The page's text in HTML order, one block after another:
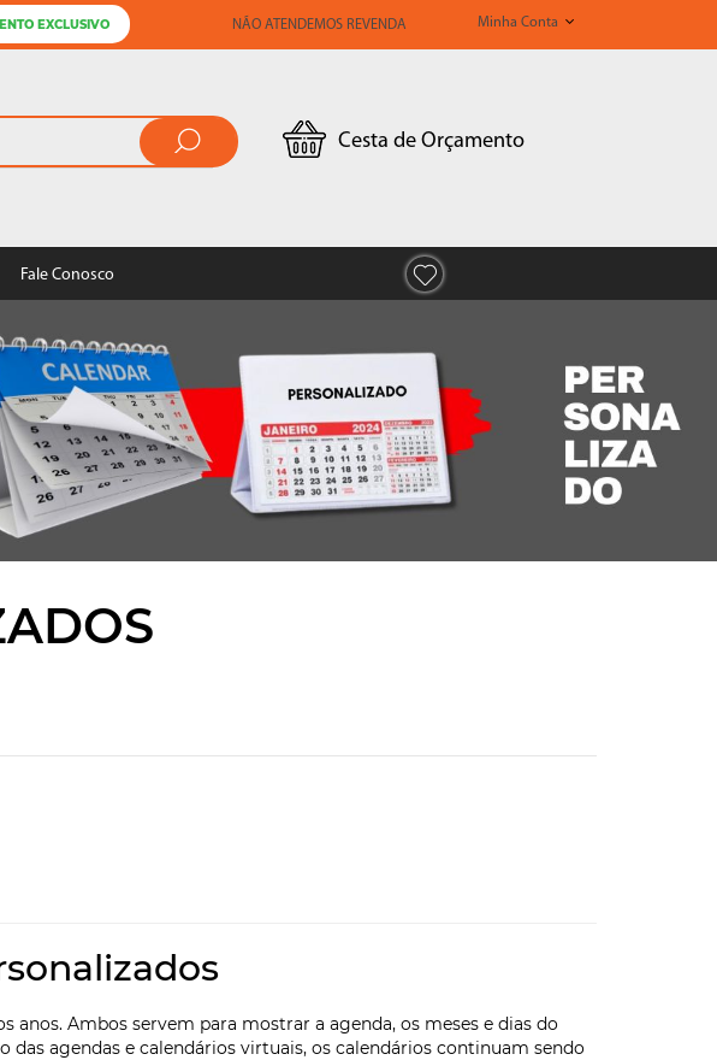
EXCLUSIVO NÃO ATENDEMOS REVENDA Minha Conta
Cesta de Orçamento
Fale Conosco
Ambos servem para mostrar a agenda, os meses e dias do
agendas e calendários virtuais, os calendários continuam sendo